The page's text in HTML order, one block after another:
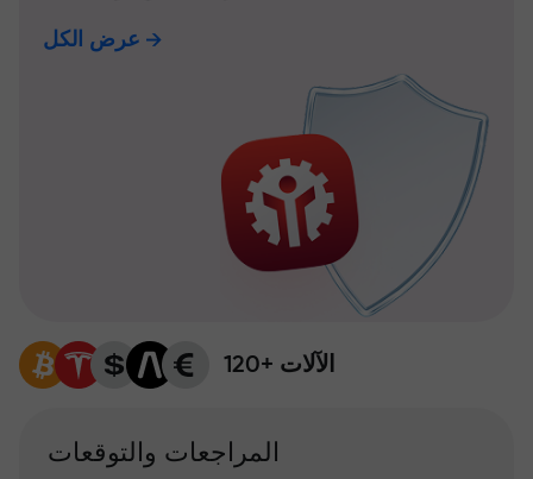
عرض الكل
120+ الآلات
المراجعات والتوقعات